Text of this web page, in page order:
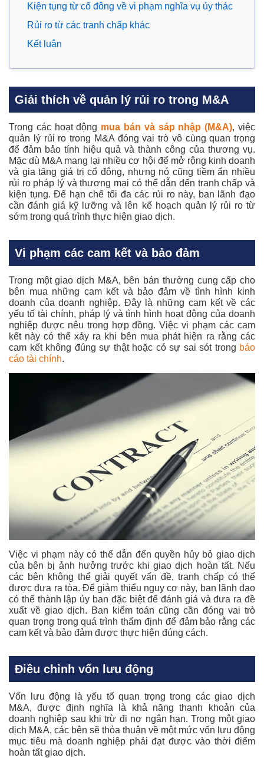
Kiện tụng từ cổ đông về vi phạm nghĩa vụ ủy thác
Rủi ro từ các tranh chấp khác
Kết luận
Giải thích về quản lý rủi ro trong M&A
Trong các hoạt động mua bán và sáp nhập (M&A), việc
quản lý rủi ro trong M&Ađóng vai trò vô cùng quan trọng
để đảm bảo tính hiệu quả và thành công của thương vụ.
Mặc dù M&A mang lại nhiều cơ hội để mở rộng kinh doanh
và gia tăng giá trị cổ đông, nhưng nó cũng tiềm ẩn nhiều
rủi ro pháp lý và thương mại có thể dẫn đến tranh chấp và
kiện tụng. Để hạn chế tối đa các rủi ro này, ban lãnh đạo
cần đánh giá kỹ lưỡng và lên kế hoạch quản lý rủi ro từ
sớm trong quá trình thực hiện giao dịch.
Vi phạm các cam kết và bảo đảm
Trong một giao dịch M&A, bên bán thường cung cấp cho
bên mua những cam kết và bảo đảm về tình hình kinh
doanh của doanh nghiệp. Đây là những cam kết về các
yếu tố tài chính, pháp lý và tình hình hoạt động của doanh
nghiệp được nêu trong hợp đồng. Việc vi phạm các cam
kết này có thể xảy ra khi bên mua phát hiện ra rằng các
cam kết không đúng sự thật hoặc có sự sai sót trong báo
cáo tài chính.
Việc vi phạm này có thể dẫn đến quyền hủy bỏ giao dịch
của bên bị ảnh hưởng trước khi giao dịch hoàn tất. Nếu
các bên không thể giải quyết vấn đề, tranh chấp có thể
được đưa ra tòa. Để giảm thiểu nguy cơ này, ban lãnh đạo
có thể thành lập ủy ban đặc biệt để đánh giá và đưa ra đề
xuất về giao dịch. Ban kiểm toán cũng cần đóng vai trò
quan trọng trong quá trình thẩm định để đảm bảo rằng các
cam kết và bảo đảm được thực hiện đúng cách.
Điều chỉnh vốn lưu động
Vốn lưu động là yếu tố quan trọng trong các giao dịch
M&A, được định nghĩa là khả năng thanh khoản của
doanh nghiệp sau khi trừ đi nợ ngắn hạn. Trong một giao
dịch M&A, các bên sẽ thỏa thuận về một mức vốn lưu động
mục tiêu mà doanh nghiệp phải đạt được vào thời điểm
hoàn tất giao dịch.